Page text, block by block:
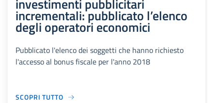
investimenti pubblicitari
incrementali: pubblicato l’elenco
degli operatori economici
Pubblicato l'elenco dei soggetti che hanno richiesto
l'accesso al bonus fiscale per l'anno 2018
SCOPRI TUTTO